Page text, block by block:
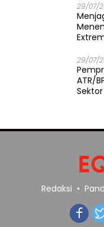
29/07/
29/07/
ATR/
Redaksi